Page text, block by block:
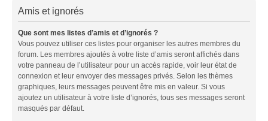
Amis et ignorés
Que sont mes listes d’amis et d’ignorés ?
Vous pouvez utiliser ces listes pour organiser les autres membres du
forum. Les membres ajoutés à votre liste d’amis seront affichés dans
votre panneau de l’utilisateur pour un accès rapide, voir leur état de
connexion et leur envoyer des messages privés. Selon les thèmes
graphiques, leurs messages peuvent être mis en valeur. Si vous
ajoutez un utilisateur à votre liste d’ignorés, tous ses messages seront
masqués par défaut.